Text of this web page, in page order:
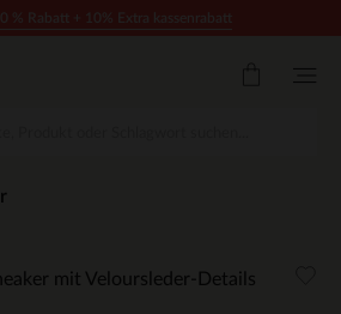
mit Veloursleder-Details